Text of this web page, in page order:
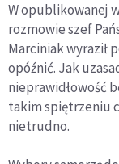
W opublikowanej
rozmowie szef
Marciniak wyraził
opóźnić. Jak
nieprawidłowość
takim spiętrzeniu
nietrudno.